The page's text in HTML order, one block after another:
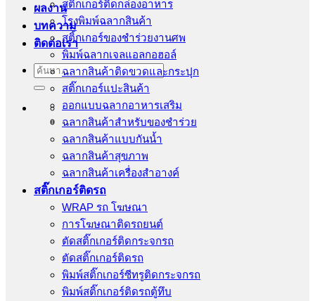
ผลงาน
บทความ
ติดต่อเรา
ค้นหา:
สติ๊กเกอร์ติดกล่องอาหาร
โรงพิมพ์ฉลากสินค้า
สติ้กเกอร์ของชำร่วยงานศพ
พิมพ์ฉลากเจลแอลกอฮอล์
ฉลากสินค้าติดขวดและกระปุก
สติ๊กเกอร์แปะสินค้า
ออกแบบฉลากอาหารเสริม
ฉลากสินค้าสำหรับของชำร่วย
ฉลากสินค้าแบบกันน้ำ
ฉลากสินค้าสุขภาพ
ฉลากสินค้าเครื่องสำอางค์
สติ๊กเกอร์ติดรถ
WRAP รถ โฆษณา
การโฆษณาติดรถยนต์
ตัดสติ๊กเกอร์ติดกระจกรถ
ตัดสติ๊กเกอร์ติดรถ
พิมพ์สติ๊กเกอร์ซีทรูติดกระจกรถ
พิมพ์สติ๊กเกอร์ติดรถตู้ทึบ